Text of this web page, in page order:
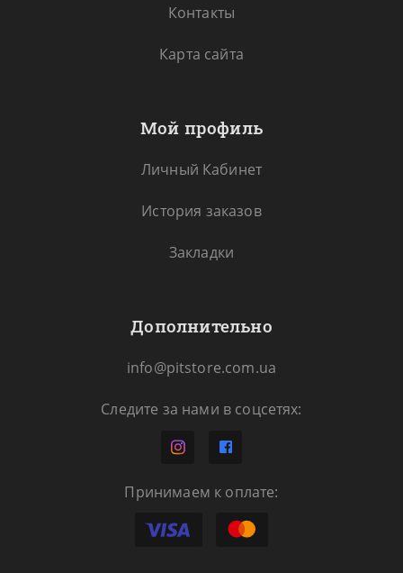
Контакты
Карта сайта
Мой профиль
Личный Кабинет
История заказов
Закладки
Дополнительно
info@pitstore.com.ua
Следите за нами в соцсетях:
Принимаем к оплате: